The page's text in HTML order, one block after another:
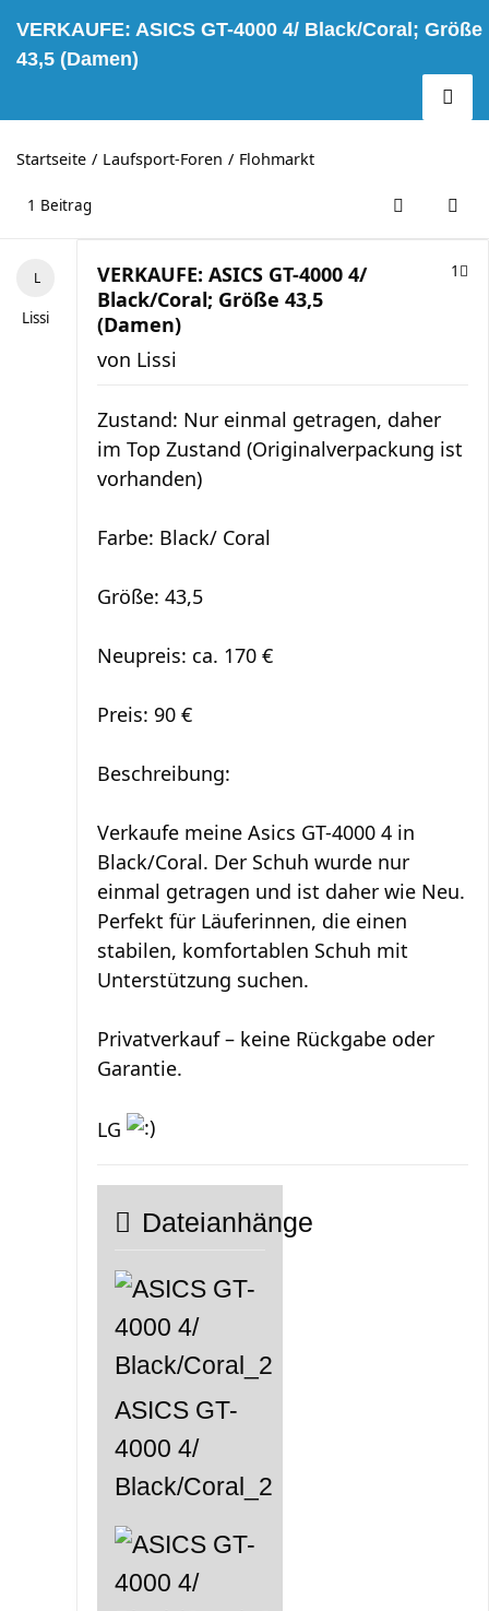
VERKAUFE: ASICS GT-4000 4/ Black/Coral; Größe
43,5 (Damen)
Startseite Laufsport-Foren Flohmarkt
1 Beitrag
Lissi
VERKAUFE: ASICS GT-4000 4/
Black/Coral; Größe 43,5
(Damen)
1
von Lissi
Zustand: Nur einmal getragen, daher
im Top Zustand (Originalverpackung ist
vorhanden)
Farbe: Black/ Coral
Größe: 43,5
Neupreis: ca. 170 €
Preis: 90 €
Beschreibung:
Verkaufe meine Asics GT-4000 4 in
Black/Coral. Der Schuh wurde nur
einmal getragen und ist daher wie Neu.
Perfekt für Läuferinnen, die einen
stabilen, komfortablen Schuh mit
Unterstützung suchen.
Privatverkauf – keine Rückgabe oder
Garantie.
LG
Dateianhänge
ASICS GT-
4000 4/
Black/Coral_2